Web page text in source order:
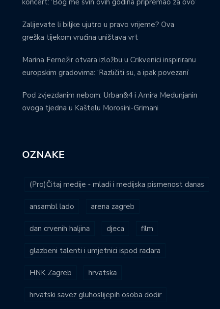
Zalijevate li biljke ujutro u pravo vrijeme? Ova
greška tijekom vrućina uništava vrt
Marina Fernežir otvara izložbu u Crikvenici inspiriranu
europskim gradovima: ‘Različiti su, a ipak povezani’
Pod zvjezdanim nebom: Urban&4 i Amira Medunjanin
ovoga tjedna u Kaštelu Morosini-Grimani
OZNAKE
(Pro)Čitaj medije - mladi i medijska pismenost danas
ansambl lado arena zagreb
dan crvenih haljina djeca film
glazbeni talenti i umjetnici ispod radara
HNK Zagreb hrvatska
hrvatski savez gluhoslijepih osoba dodir